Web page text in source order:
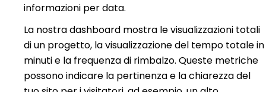
informazioni per data.
La nostra dashboard mostra le visualizzazioni totali
di un progetto, la visualizzazione del tempo totale in
minuti e la frequenza di rimbalzo. Queste metriche
possonoindicare la pertinenza e la chiarezza del